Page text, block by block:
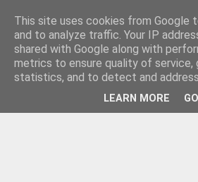
This site uses cookies from Google
and to analyze traffic. Your IP
shared with Google along with
metrics to ensure quality of service,
statistics, and to detect and
LEARN MORE